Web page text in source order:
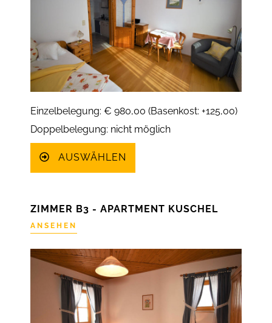
Einzelbelegung: € 980,00 (Basenkost: +125,00)
Doppelbelegung: nicht möglich
AUSWÄHLEN
ZIMMER B3 - APARTMENT KUSCHEL
ANSEHEN